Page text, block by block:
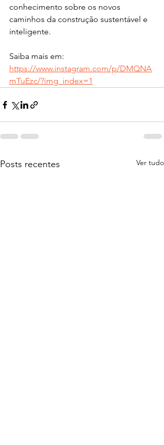
conhecimento sobre os novos
caminhos da construção sustentável e
inteligente.
Saiba mais em:
https://www.instagram.com/p/DMQNA
mTuEzc/?img_index=1
Posts recentes Ver tudo